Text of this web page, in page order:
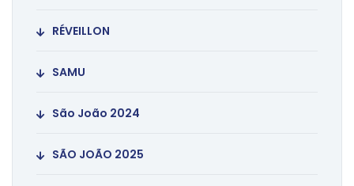
RÉVEILLON
SAMU
São João 2024
SÃO JOÃO 2025